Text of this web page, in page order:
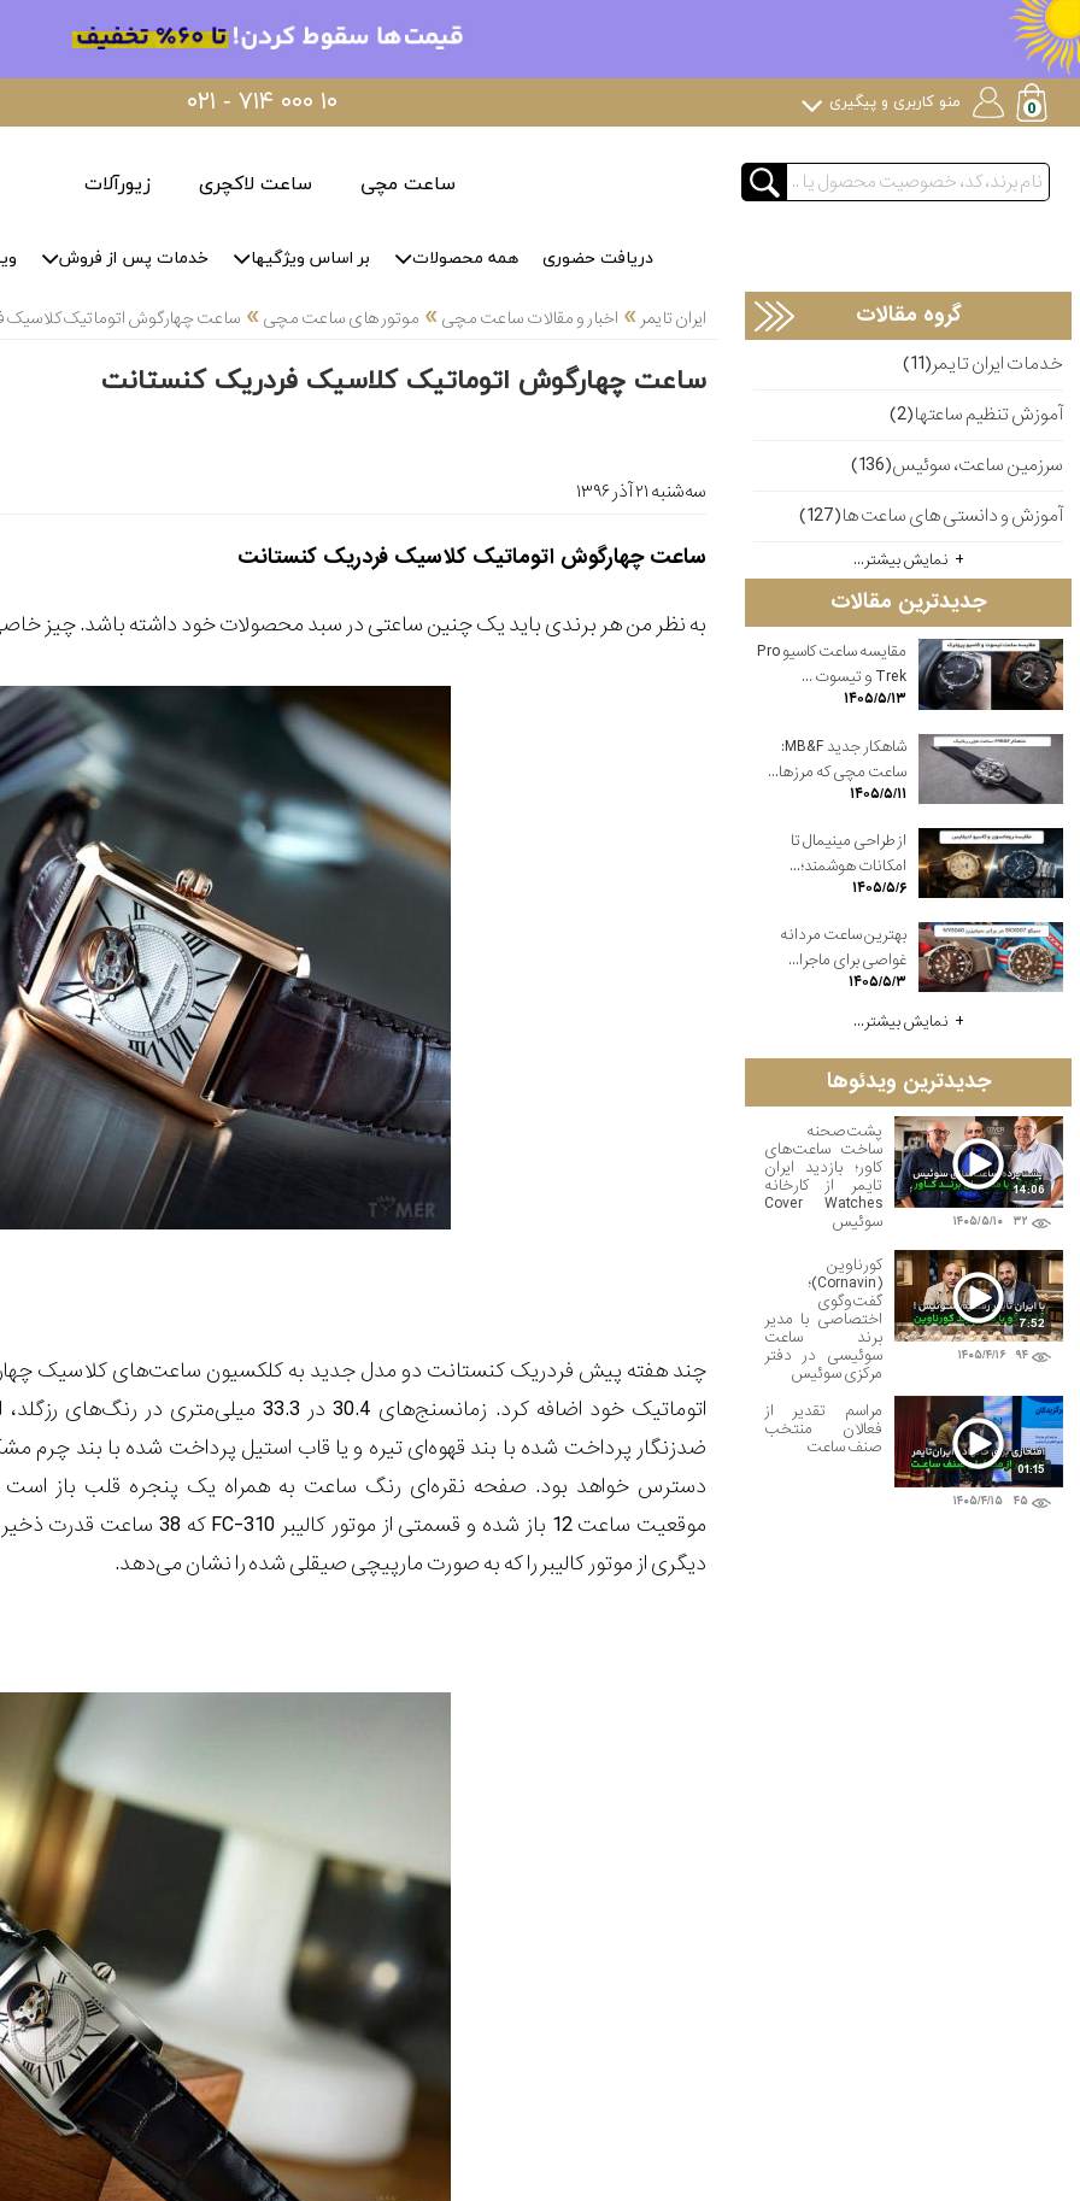
۰۲۱ - ۷۱۴ ۰۰۰ ۱۰ منو کاربری و پیگیری
ساعت مچی ساعت لاکچری زیورآلات
دریافت حضوری همه محصولات بر اساس ویژگیها خدمات پس از فروش
ایران تایمر » اخبار و مقالات ساعت مچی» موتور های ساعت مچی» ساعت چهارگوش اتوماتیک کلاسیک
ساعت چهارگوش اتوماتیک کلاسیک فردریک کنستانت
ﺳﻪشنبه ۲۱ آذر ۱۳۹۶
ساعت چهارگوش اتوماتیک کلاسیک فردریک کنستانت
به نظر من هر برندی باید یک چنین ساعتی در سبد محصولات خود داشته باشد. چیز
چند هفته پیش فردریک کنستانت دو مدل جدید به کلکسیون ساعت‌های کلاسیک
اتوماتیک خود اضافه کرد. زمانسنج‌های 30.4 در 33.3 میلی‌متری در
ضدزنگار پرداخت شده با بند قهوه‌ای تیره و یا قاب استیل پرداخت شده با بند چرم
دسترس خواهد بود. صفحه نقره‌ای رنگ ساعت به همراه یک پنجره قلب باز است
موقعیت ساعت 12 باز شده و قسمتی از موتور کالیبر
FC-310
که 38 ساعت قدرت
دیگری از موتور کالیبر را که به صورت مارپیچی صیقلی شده را نشان می‌دهد.
گروه مقالات
خدمات ایران تایمر(11)
آموزش تنظیم ساعتها(2)
سرزمین ساعت، سوئیس(136)
آموزش و دانستی های ساعت ها(127)
نمایش بیشتر...
جدیدترین مقالات
مقایسه ساعت کاسیو Pro
Trek و تیسوت ...
۱۴۰۵/۵/۱۳
شاهکار جدید MB&F:
ساعت مچی که مرزها...
۱۴۰۵/۵/۱۱
از طراحی مینیمال تا
امکانات هوشمند؛...
۱۴۰۵/۵/۶
بهترین ساعت مردانه
غواصی برای ماجرا...
۱۴۰۵/۵/۳
نمایش بیشتر...
جدیدترین ویدئوها
۳۲ ۱۴۰۵/۵/۱۰
14:06
پشت‌صحنه
ساخت ساعت‌های
کاور؛ بازدید ایران
تایمر از کارخانه
Cover Watches
سوئیس
۹۴ ۱۴۰۵/۴/۱۶
7:52
کورناوین
(Cornavin)؛
گفت‌وگوی
اختصاصی با مدیر
برند ساعت
سوئیسی در دفتر
مرکزی سوئیس
۴۵ ۱۴۰۵/۴/۱۵
01:15
مراسم تقدیر از
فعالان منتخب
صنف ساعت